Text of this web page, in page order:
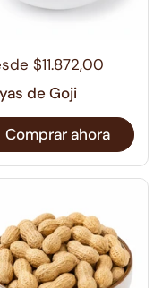
$11.872,00
de Goji
Comprar ahora